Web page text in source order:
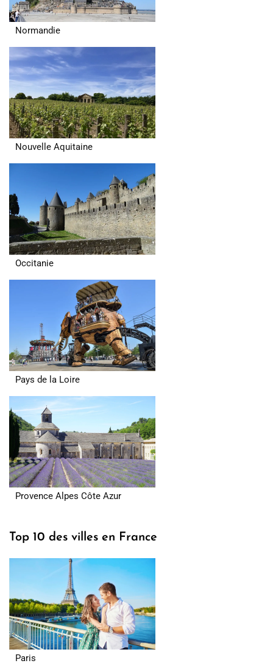
Normandie
Nouvelle Aquitaine
Occitanie
Pays de la Loire
Provence Alpes Côte Azur
Top 10 des villes en France
Paris